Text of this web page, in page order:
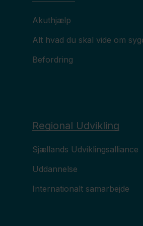
Akuthjælp
Alt hvad du skal vide om
Befordring
Regional Udvikling
Sjællands Udviklingsalliance
Uddannelse
Internationalt samarbejde